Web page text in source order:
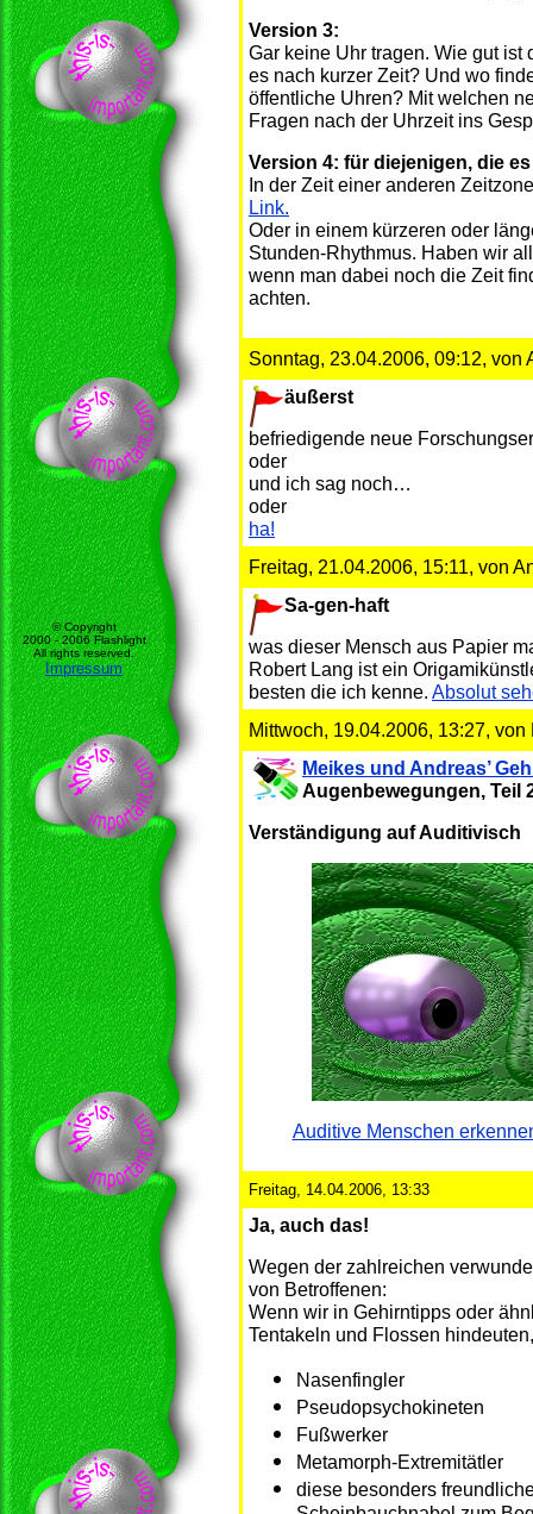
© Copyright
2000 - 2006 Flashlight
All rights reserved.
Impressum
Version 3:
Gar keine Uhr tragen. Wie gut
es nach kurzer Zeit? Und wo
öffentliche Uhren? Mit welchen
Fragen nach der Uhrzeit ins
Version 4: für diejenigen, die
In der Zeit einer anderen
Link.
Oder in einem kürzeren oder
Stunden-Rhythmus. Haben wir
wenn man dabei noch die Zeit
achten.
Sonntag, 23.04.2006, 09:12, von
äußerst
befriedigende neue
oder
und ich sag noch…
oder
ha!
Freitag, 21.04.2006, 15:11, von
Sa-gen-haft
was dieser Mensch aus Papier
Robert Lang ist ein
besten die ich kenne. Absolut
Mittwoch, 19.04.2006, 13:27, von
Meikes und Andreas’
Augenbewegungen, Teil
Verständigung auf Auditivisch
Auditive Menschen
Freitag, 14.04.2006, 13:33
Ja, auch das!
Wegen der zahlreichen
von Betroffenen:
Wenn wir in Gehirntipps oder
Tentakeln und Flossen
Nasenfingler
Pseudopsychokineten
Fußwerker
Metamorph-Extremitätler
diese besonders